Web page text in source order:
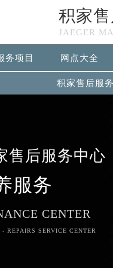
积家
JAEGER
务项目 网点大全
积家售后服
售后服务中心
服务
CENTER
REPAIRS SERVICE CENTER